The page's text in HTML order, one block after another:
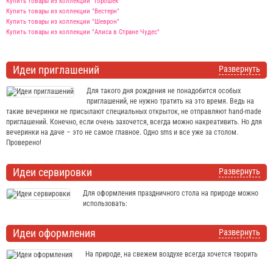
Купить товары из коллекции "Вестерн"
Купить товары из коллекции "Шеврон"
Купить товары из коллекции "Алиса в Стране Чудес"
Развернуть
Идеи приглашений
Для такого дня рождения не понадобится особых
приглашений, не нужно тратить на это время. Ведь на
такие вечеринки не присылают специальных открыток, не отправляют hand-made
приглашений. Конечно, если очень захочется, всегда можно накреативить. Но для
вечеринки на даче – это не самое главное. Одно sms и все уже за столом.
Проверено!
Развернуть
Идеи сервировки
Для оформления праздничного стола на природе можно
использовать:
Развернуть
Идеи оформления
На природе, на свежем воздухе всегда хочется творить